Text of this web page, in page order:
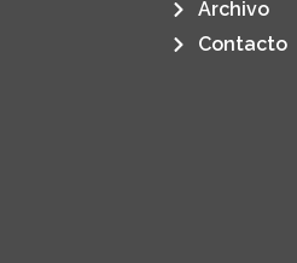
Archivo
Contacto